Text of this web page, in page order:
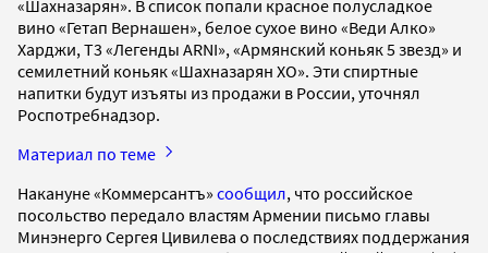
«Шахназарян». В список попали красное полусладкое
вино «Гетап Вернашен», белое сухое вино «Веди Алко»
Харджи, Т3 «Легенды ARNI», «Армянский коньяк 5 звезд» и
семилетний коньяк «Шахназарян ХО». Эти спиртные
напитки будут изъяты из продажи в России, уточнял
Роспотребнадзор.
Материал по теме
Накануне «Коммерсантъ» сообщил, что российское
посольство передало властям Армении письмо главы
Минэнерго Сергея Цивилева о последствиях поддержания